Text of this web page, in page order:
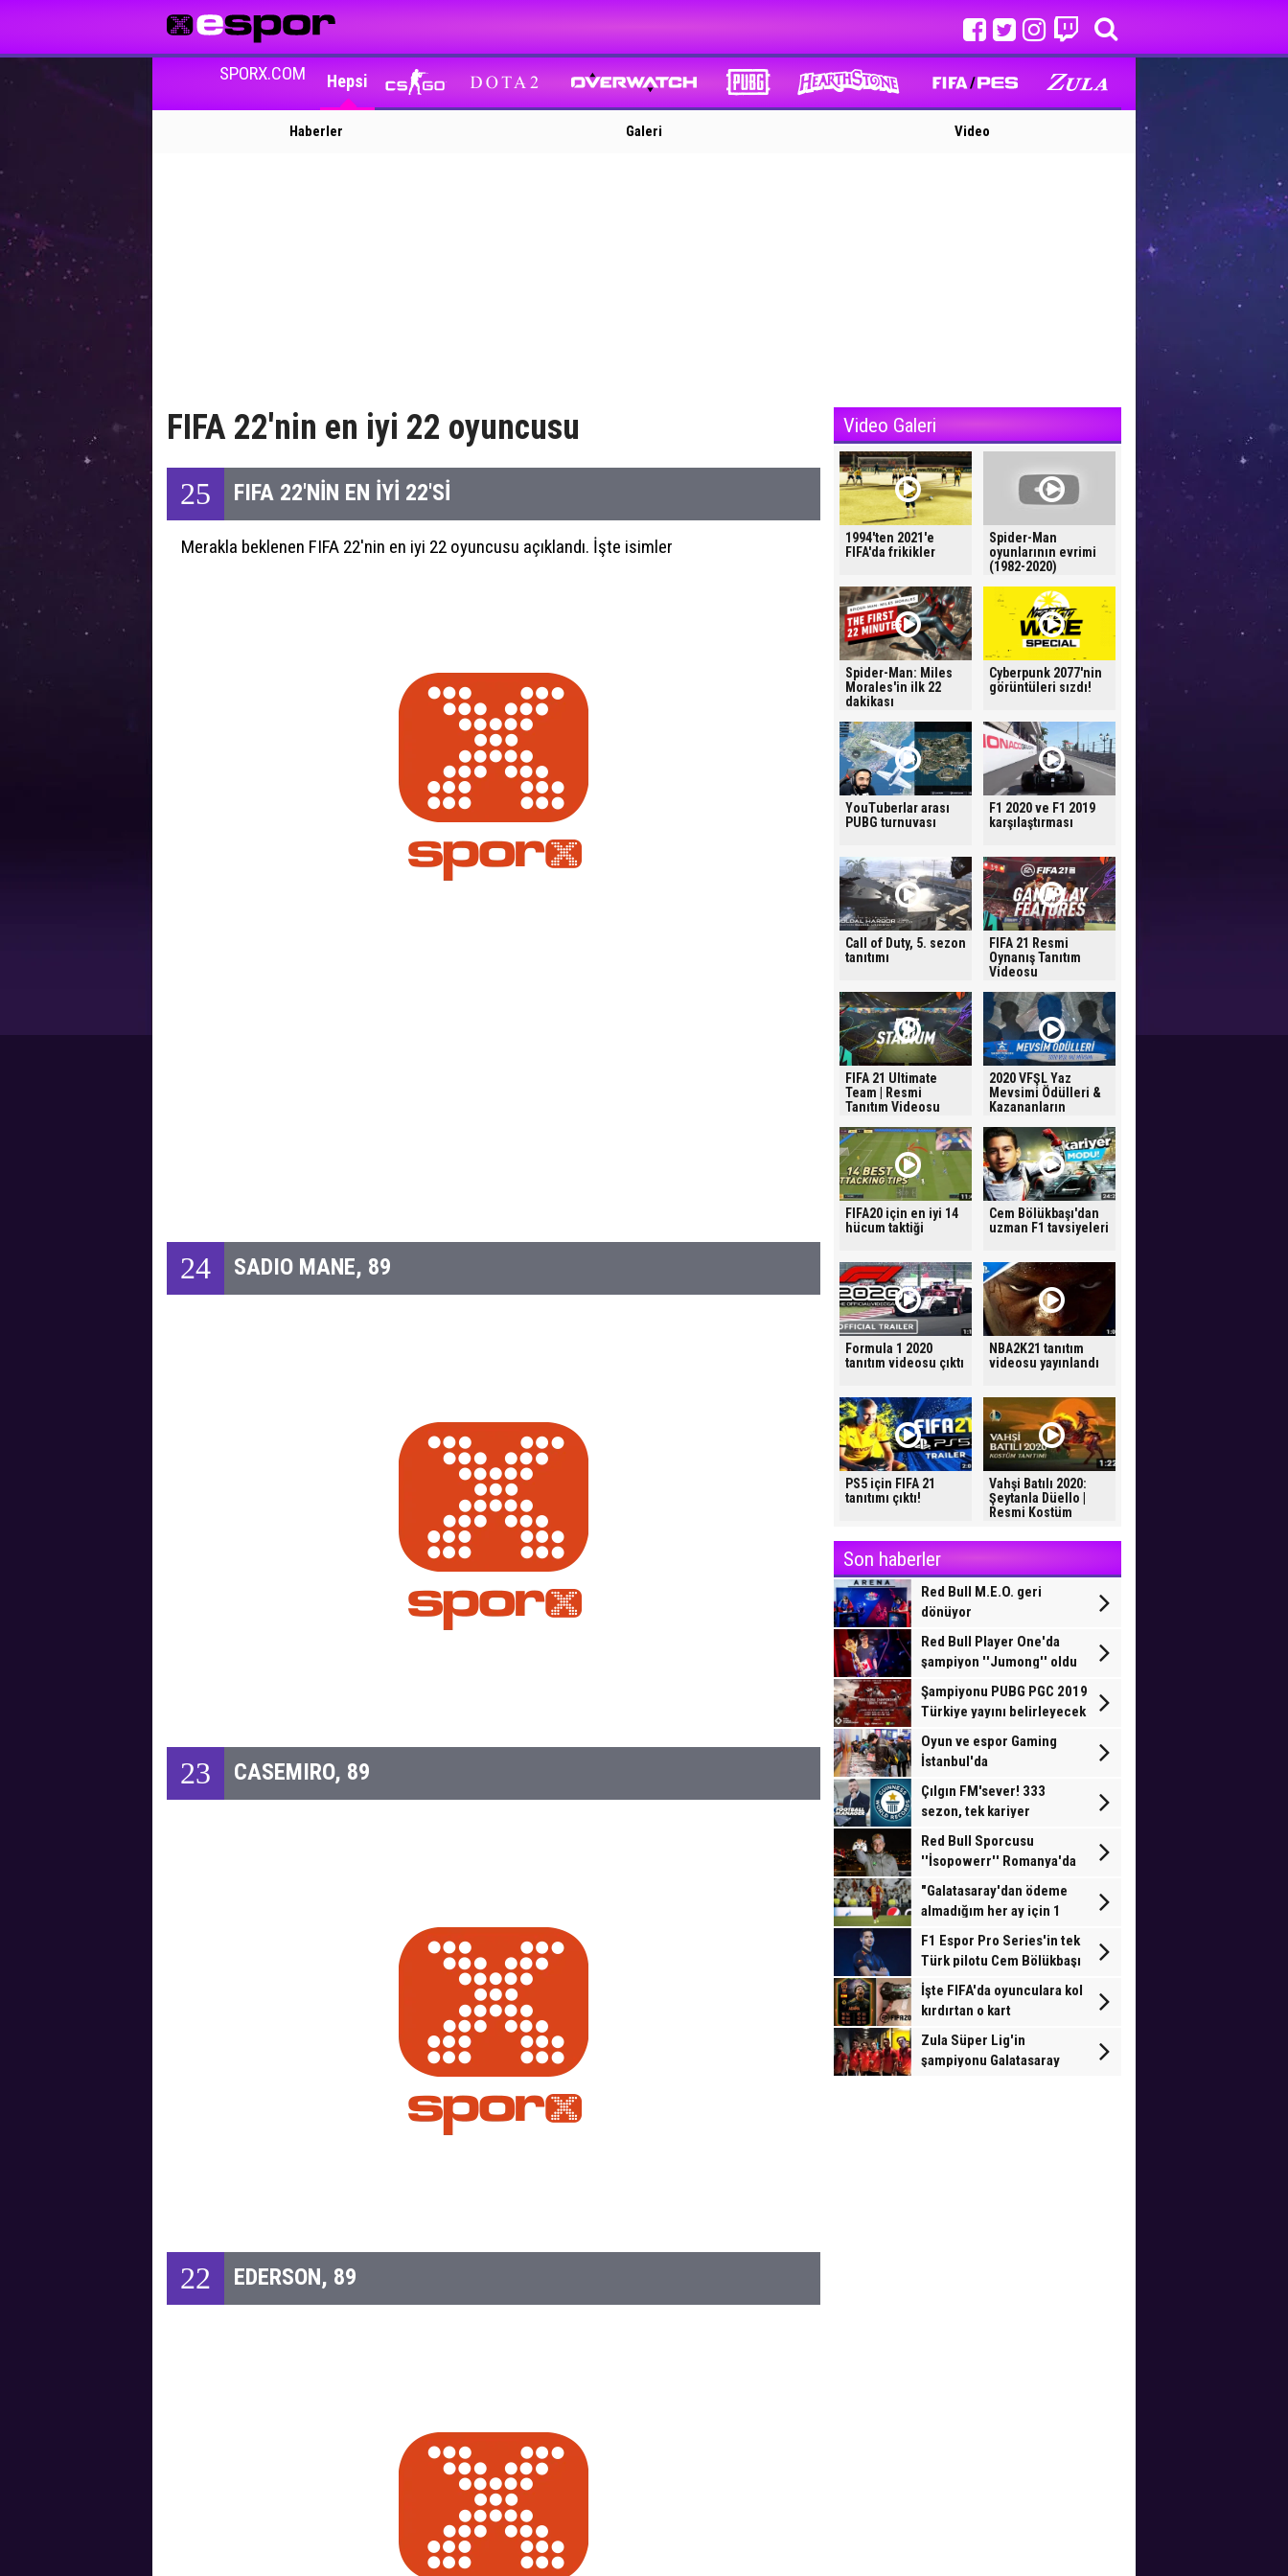
SPORX.COM Hepsi
Haberler Galeri Video
FIFA 22'nin en iyi 22 oyuncusu
25 FIFA 22'NİN EN İYİ 22'Sİ
Merakla beklenen FIFA 22'nin en iyi 22 oyuncusu açıklandı. İşte isimler
24 SADIO MANE, 89
23 CASEMIRO, 89
22 EDERSON, 89
Video Galeri
1994'ten 2021'e
FIFA'da frikikler
Spider-Man
oyunlarının evrimi
(1982-2020)
Spider-Man: Miles
Morales'in ilk 22
dakikası
Cyberpunk 2077'nin
görüntüleri sızdı!
YouTuberlar arası
PUBG turnuvası
F1 2020 ve F1 2019
karşılaştırması
Call of Duty, 5. sezon
tanıtımı
FIFA 21 Resmi
Oynanış Tanıtım
Videosu
FIFA 21 Ultimate
Team | Resmi
Tanıtım Videosu
2020 VFŞL Yaz
Mevsimi Ödülleri &
Kazananların
FIFA20 için en iyi 14
hücum taktiği
Cem Bölükbaşı'dan
uzman F1 tavsiyeleri
Formula 1 2020
tanıtım videosu çıktı
NBA2K21 tanıtım
videosu yayınlandı
PS5 için FIFA 21
tanıtımı çıktı!
Vahşi Batılı 2020:
Şeytanla Düello |
Resmi Kostüm
Son haberler
Red Bull M.E.O. geri
dönüyor
Red Bull Player One'da
şampiyon ''Jumong'' oldu
Şampiyonu PUBG PGC 2019
Türkiye yayını belirleyecek
Oyun ve espor Gaming
İstanbul'da
Çılgın FM'sever! 333
sezon, tek kariyer
Red Bull Sporcusu
''İsopowerr'' Romanya'da
mücadele verecek
"Galatasaray'dan ödeme
almadığım her ay için 1
gol"
F1 Espor Pro Series'in tek
Türk pilotu Cem Bölükbaşı
Londra'da yarışacak
İşte FIFA'da oyunculara kol
kırdırtan o kart
Zula Süper Lig'in
şampiyonu Galatasaray